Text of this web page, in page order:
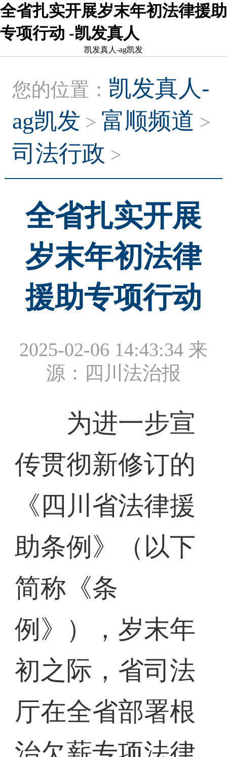
全省扎实开展岁末年初法律援助
专项行动 -凯发真人
凯发真人-ag凯发
您的位置： 凯发真人-
ag凯发 > 富顺频道 >
司法行政 >
全省扎实开展
岁末年初法律
援助专项行动
2025-02-06 14:43:34 来
源：四川法治报
为进一步宣
传贯彻新修订的
《四川省法律援
助条例》（以下
简称《条
例》），岁末年
初之际，省司法
厅在全省部署根